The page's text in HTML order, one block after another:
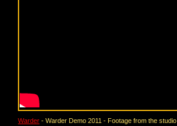
Warder - Warder Demo 2011 - Footage from the studio